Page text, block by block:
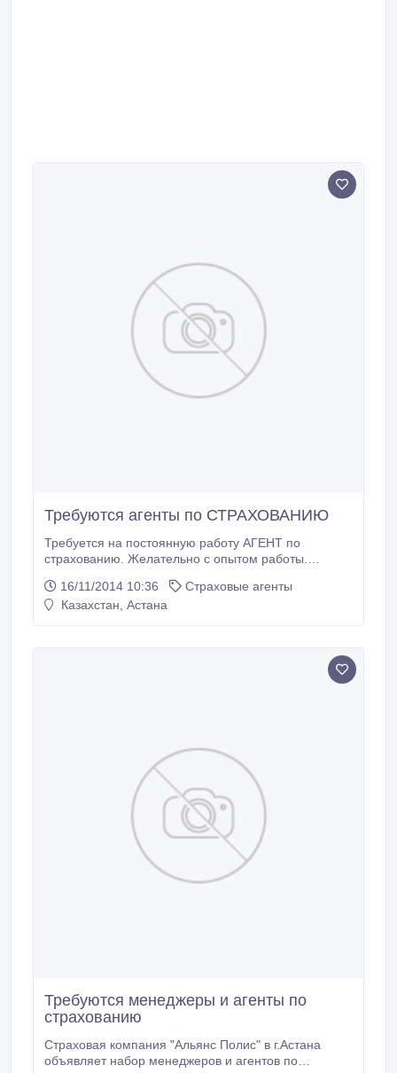
Требуются агенты по СТРАХОВАНИЮ
Требуется на постоянную работу АГЕНТ по
страхованию. Желательно с опытом работы.
16/11/2014 10:36
Страховые агенты
Казахстан, Астана
Требуются менеджеры и агенты по
страхованию
Страховая компания "Альянс Полис" в г.Астана
объявляет набор менеджеров и агентов по